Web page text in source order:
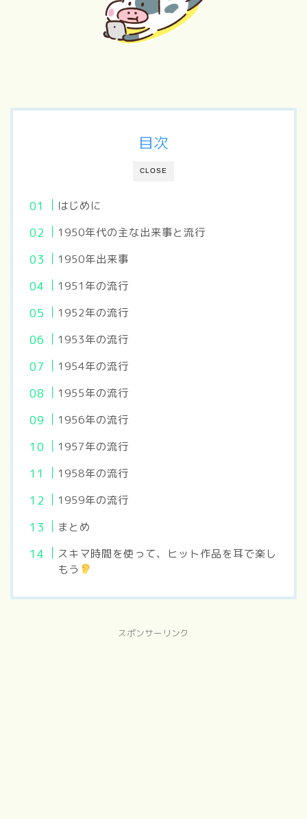
CLOSE
目次
はじめに
1950年代の主な出来事と流行
1950年出来事
1951年の流行
1952年の流行
1953年の流行
1954年の流行
1955年の流行
1956年の流行
1957年の流行
1958年の流行
1959年の流行
まとめ
スキマ時間を使って、ヒット作品を耳で楽し
もう
スポンサーリンク